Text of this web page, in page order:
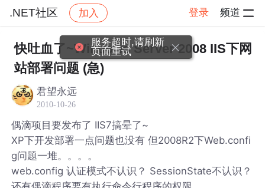
.NET社区 加入 登录 频道
社区 .NET社区 帖子详情
快吐血了~Windows Server 2008 IIS下网
站部署问题 (急)
君望永远
2010-10-26
偶滴项目要发布了 IIS7搞晕了~
XP下开发部署一点问题也没有 但2008R2下Web.confi
g问题一堆。。。。
web.config 认证模式不认识？ SessionState不认识？
服务超时,请刷新
页面重试